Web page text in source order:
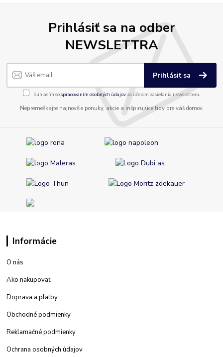
Prihlásiť sa na odber
NEWSLETTRA
Prihlásiť sa
Súhlasím sospracovaním osobných údajov za účelom zasielania newslettera.
Nepremeškajte najnovšie ponuky, akcie a inšpirujúce tipy pre váš domov.
Informácie
O nás
Ako nakupovať
Doprava a platby
Obchodné podmienky
Reklamačné podmienky
Ochrana osobných údajov